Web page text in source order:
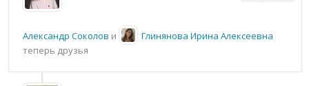
Александр Соколов и
Глинянова Ирина Алексеевна
теперь друзья